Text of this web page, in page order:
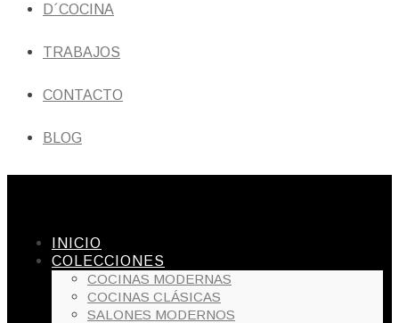
D´COCINA
TRABAJOS
CONTACTO
BLOG
INICIO
COLECCIONES
COCINAS MODERNAS
COCINAS CLÁSICAS
SALONES MODERNOS